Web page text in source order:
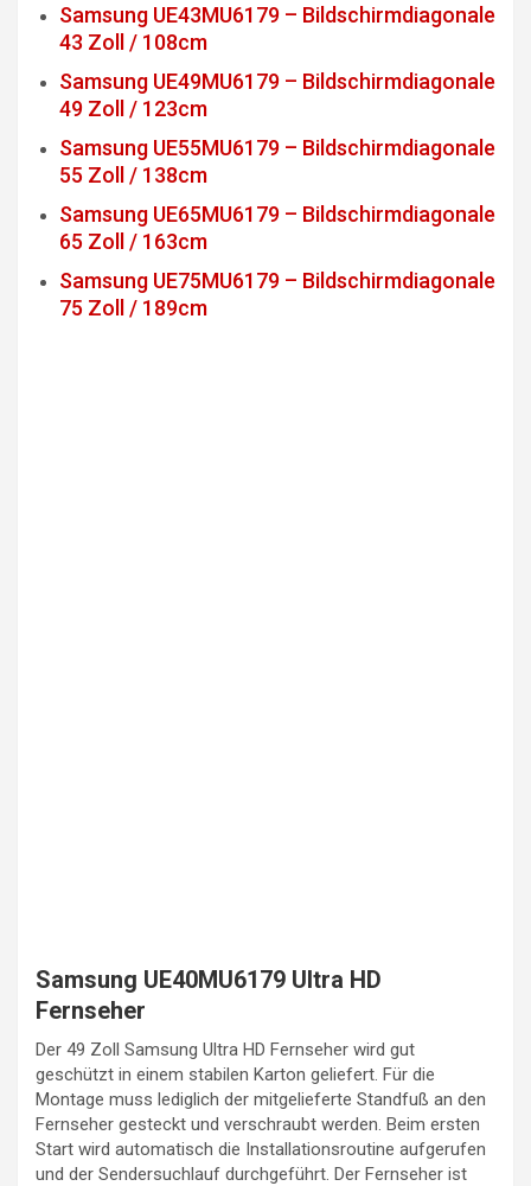
Samsung UE43MU6179 – Bildschirmdiagonale
43 Zoll / 108cm
Samsung UE49MU6179 – Bildschirmdiagonale
49 Zoll / 123cm
Samsung UE55MU6179 – Bildschirmdiagonale
55 Zoll / 138cm
Samsung UE65MU6179 – Bildschirmdiagonale
65 Zoll / 163cm
Samsung UE75MU6179 – Bildschirmdiagonale
75 Zoll / 189cm
Samsung UE40MU6179 Ultra HD
Fernseher
Der 49 Zoll Samsung Ultra HD Fernseher wird gut
geschützt in einem stabilen Karton geliefert. Für die
Montage muss lediglich der mitgelieferte Standfuß an den
Fernseher gesteckt und verschraubt werden. Beim ersten
Start wird automatisch die Installationsroutine aufgerufen
und der Sendersuchlauf durchgeführt. Der Fernseher ist